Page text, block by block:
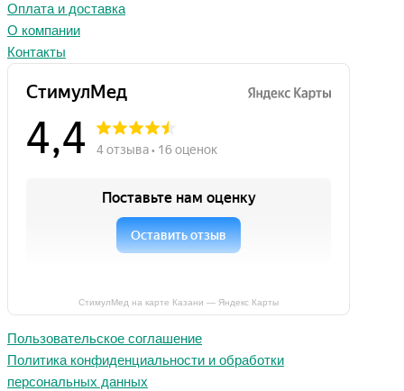
Оплата и доставка
О компании
Контакты
СтимулМед на карте Казани — Яндекс Карты
Пользовательское соглашение
Политика конфиденциальности и обработки
персональных данных